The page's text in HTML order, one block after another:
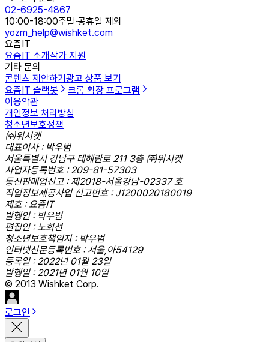
02-6925-4867
10:00-18:00주말·공휴일 제외
yozm_help@wishket.com
요즘IT
요즘IT 소개작가 지원
기타 문의
콘텐츠 제안하기 광고 상품 보기
요즘IT 슬랙봇
크롬 확장 프로그램
이용약관
개인정보 처리방침
청소년보호정책
㈜위시켓
대표이사 : 박우범
서울특별시 강남구 테헤란로 211 3층 ㈜위시켓
사업자등록번호 : 209-81-57303
통신판매업신고 : 제2018-서울강남-02337 호
직업정보제공사업 신고번호 : J1200020180019
제호 : 요즘IT
발행인 : 박우범
편집인 : 노희선
청소년보호책임자 : 박우범
인터넷신문등록번호 : 서울,아54129
등록일 : 2022년 01월 23일
발행일 : 2021년 01월 10일
© 2013 Wishket Corp.
로그인